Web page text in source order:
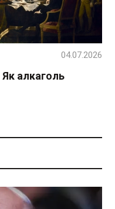
алкаголь
04.07.2026